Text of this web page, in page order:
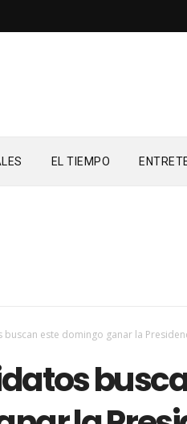
EL TIEMPO
buscan este domingo ganar la